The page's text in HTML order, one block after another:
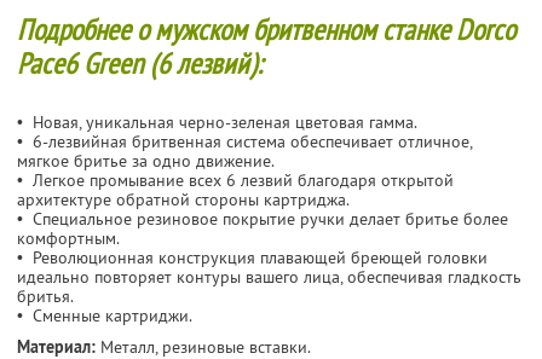
Подробнее о мужском бритвенном станке Dorco
Pace6 Green (6 лезвий):
• Новая, уникальная черно-зеленая цветовая гамма.
• 6-лезвийная бритвенная система обеспечивает отличное,
мягкое бритье за одно движение.
• Легкое промывание всех 6 лезвий благодаря открытой
архитектуре обратной стороны картриджа.
• Специальное резиновое покрытие ручки делает бритье более
комфортным.
• Революционная конструкция плавающей бреющей головки
идеально повторяет контуры вашего лица, обеспечивая гладкость
бритья.
• Сменные картриджи.
Материал: Металл, резиновые вставки.